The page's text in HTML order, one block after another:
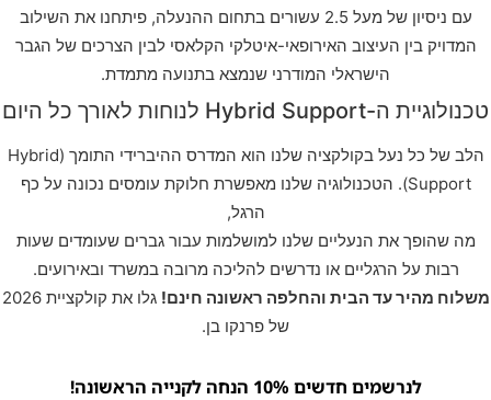
עם ניסיון של מעל 2.5 עשורים בתחום ההנעלה, פיתחנו את השילוב
המדויק בין העיצוב האירופאי-איטלקי הקלאסי לבין הצרכים של הגבר
הישראלי המודרני שנמצא בתנועה מתמדת.
טכנולוגיית ה-Hybrid Support לנוחות לאורך כל היום
הלב של כל נעל בקולקציה שלנו הוא המדרס ההיברידי התומך (Hybrid
Support). הטכנולוגיה שלנו מאפשרת חלוקת עומסים נכונה על כף
הרגל,
מה שהופך את הנעליים שלנו למושלמות עבור גברים שעומדים שעות
רבות על הרגליים או נדרשים להליכה מרובה במשרד ובאירועים.
משלוח מהיר עד הבית והחלפה ראשונה חינם!
גלו את קולקציית 2026
של פרנקו בן.
לנרשמים חדשים 10% הנחה לקנייה הראשונה!